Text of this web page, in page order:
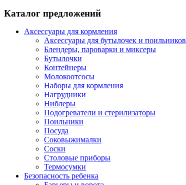
Каталог предложений
Аксессуары для кормления
Аксессуары для бутылочек и поильников
Блендеры, пароварки и миксеры
Бутылочки
Контейнеры
Молокоотсосы
Наборы для кормления
Нагрудники
Ниблеры
Подогреватели и стерилизаторы
Поильники
Посуда
Соковыжималки
Соски
Столовые приборы
Термосумки
Безопасность ребенка